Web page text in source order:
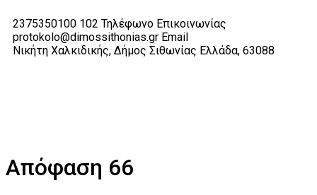
2375350100 102 Τηλέφωνο Επικοινωνίας
protokolo@dimossithonias.gr Email
Νικήτη Χαλκιδικής, Δήμος Σιθωνίας Ελλάδα, 63088
Απόφαση 66